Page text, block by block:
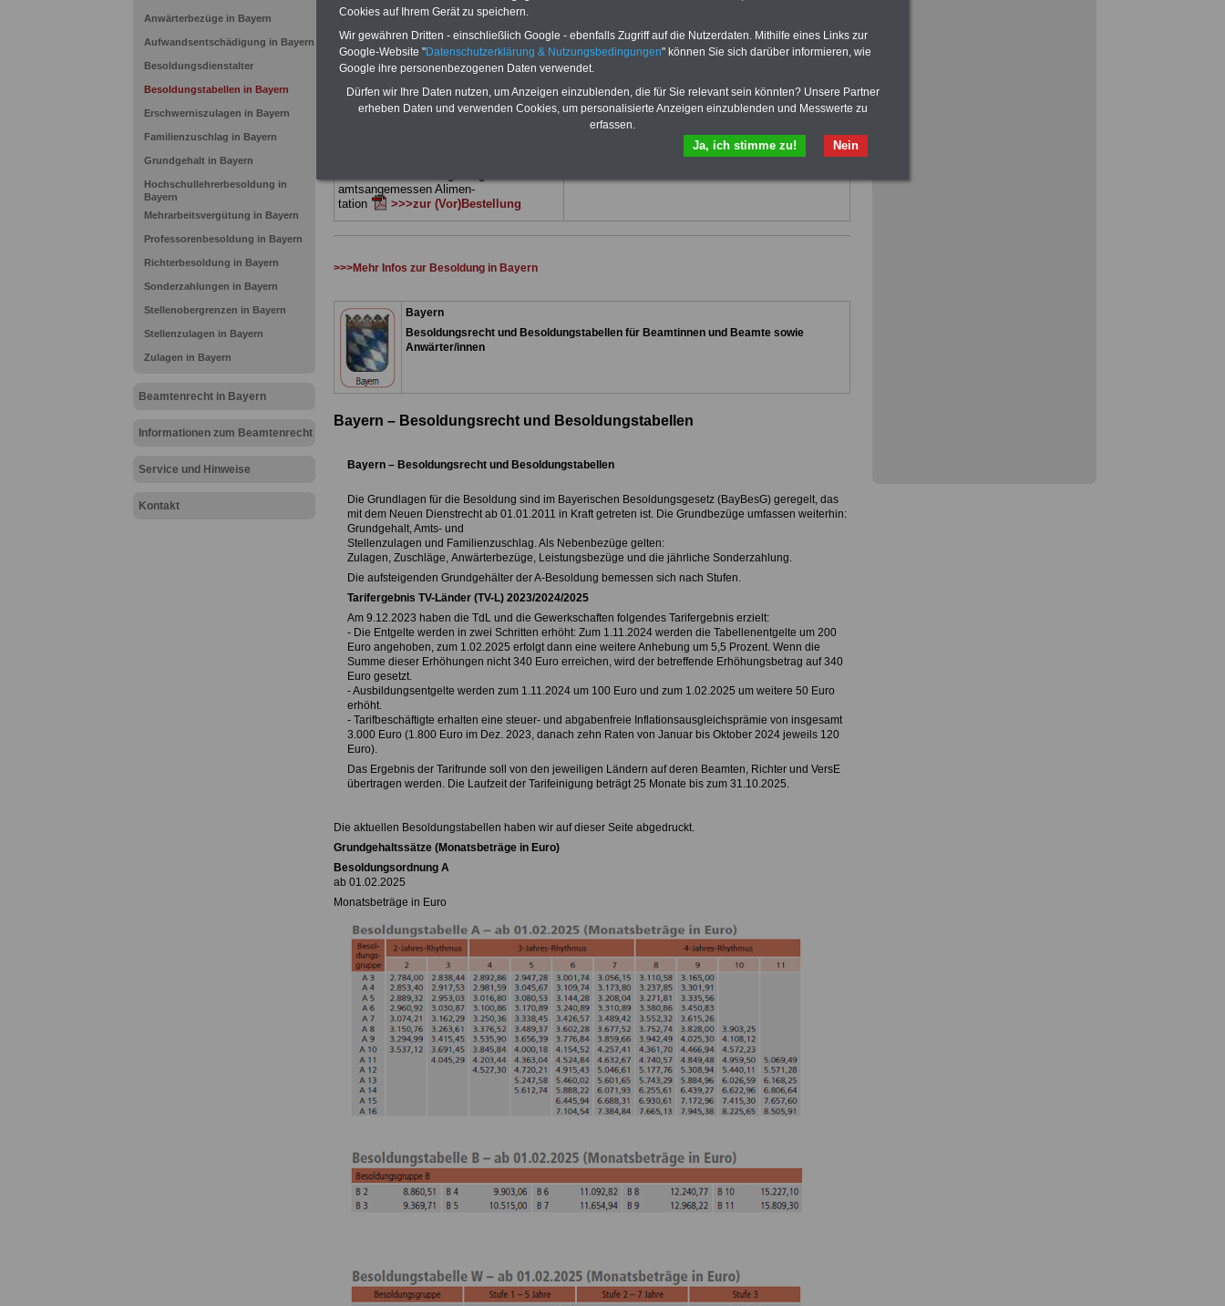
Anwärterbezüge in Bayern
Aufwandsentschädigung in Bayern
Besoldungsdienstalter
Besoldungstabellen in Bayern
Erschwerniszulagen in Bayern
Familienzuschlag in Bayern
Grundgehalt in Bayern
Hochschullehrerbesoldung in
Bayern
Mehrarbeitsvergütung in Bayern
Professorenbesoldung in Bayern
Richterbesoldung in Bayern
Sonderzahlungen in Bayern
Stellenobergrenzen in Bayern
Stellenzulagen in Bayern
Zulagen in Bayern
Beamtenrecht in Bayern
Informationen zum Beamtenrecht
Service und Hinweise
Kontakt
drei Ratgeber sind übersichtlich gegliedert
und erläutern auch komplizierte
Sachverhalte ver-ständlich (auch für
Mitarbeiterinnen und Mitarbeiter des
öffentlichen Dienstes im Freistaat
Bayern geeignet).BEHÖRDEN-ABO>>>
hier bestellen
ACHTUNG Neue Broschüre zum
amtsangemessen Alimen-
tation
>>>zur (Vor)Bestellung
>>>Mehr Infos zur Besoldung in Bayern
Bayern
Besoldungsrecht und Besoldungstabellen für Beamtinnen und Beamte sowie
Anwärter/innen
Bayern – Besoldungsrecht und Besoldungstabellen
Bayern – Besoldungsrecht und Besoldungstabellen
Die Grundlagen für die Besoldung sind im Bayerischen Besoldungsgesetz (BayBesG) geregelt, das
mit dem Neuen Dienstrecht ab 01.01.2011 in Kraft getreten ist. Die Grundbezüge umfassen weiterhin:
Grundgehalt, Amts- und
Stellenzulagen und Familienzuschlag. Als Nebenbezüge gelten:
Zulagen, Zuschläge, Anwärterbezüge, Leistungsbezüge und die jährliche Sonderzahlung.
Die aufsteigenden Grundgehälter der A-Besoldung bemessen sich nach Stufen.
Tarifergebnis TV-Länder (TV-L) 2023/2024/2025
Am 9.12.2023 haben die TdL und die Gewerkschaften folgendes Tarifergebnis erzielt:
- Die Entgelte werden in zwei Schritten erhöht: Zum 1.11.2024 werden die Tabellenentgelte um 200
Euro angehoben, zum 1.02.2025 erfolgt dann eine weitere Anhebung um 5,5 Prozent. Wenn die
Summe dieser Erhöhungen nicht 340 Euro erreichen, wird der betreffende Erhöhungsbetrag auf 340
Euro gesetzt.
- Ausbildungsentgelte werden zum 1.11.2024 um 100 Euro und zum 1.02.2025 um weitere 50 Euro
erhöht.
- Tarifbeschäftigte erhalten eine steuer- und abgabenfreie Inflationsausgleichsprämie von insgesamt
3.000 Euro (1.800 Euro im Dez. 2023, danach zehn Raten von Januar bis Oktober 2024 jeweils 120
Euro).
Das Ergebnis der Tarifrunde soll von den jeweiligen Ländern auf deren Beamten, Richter und VersE
übertragen werden. Die Laufzeit der Tarifeinigung beträgt 25 Monate bis zum 31.10.2025.
Die aktuellen Besoldungstabellen haben wir auf dieser Seite abgedruckt.
Grundgehaltssätze (Monatsbeträge in Euro)
Besoldungsordnung A
ab 01.02.2025
Monatsbeträge in Euro
Cookies auf Ihrem Gerät zu speichern.
Wir gewähren Dritten - einschließlich Google - ebenfalls Zugriff auf die Nutzerdaten. Mithilfe eines Links zur
Google-Website "Datenschutzerklärung & Nutzungsbedingungen" können Sie sich darüber informieren, wie
Google ihre personenbezogenen Daten verwendet.
Dürfen wir Ihre Daten nutzen, um Anzeigen einzublenden, die für Sie relevant sein könnten? Unsere Partner
erheben Daten und verwenden Cookies, um personalisierte Anzeigen einzublenden und Messwerte zu
erfassen.
Nein
Ja, ich stimme zu!